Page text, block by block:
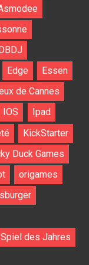
Edge
Essen
de Cannes
IOS
Ipad
KickStarter
Duck Games
origames
Spiel des Jahres